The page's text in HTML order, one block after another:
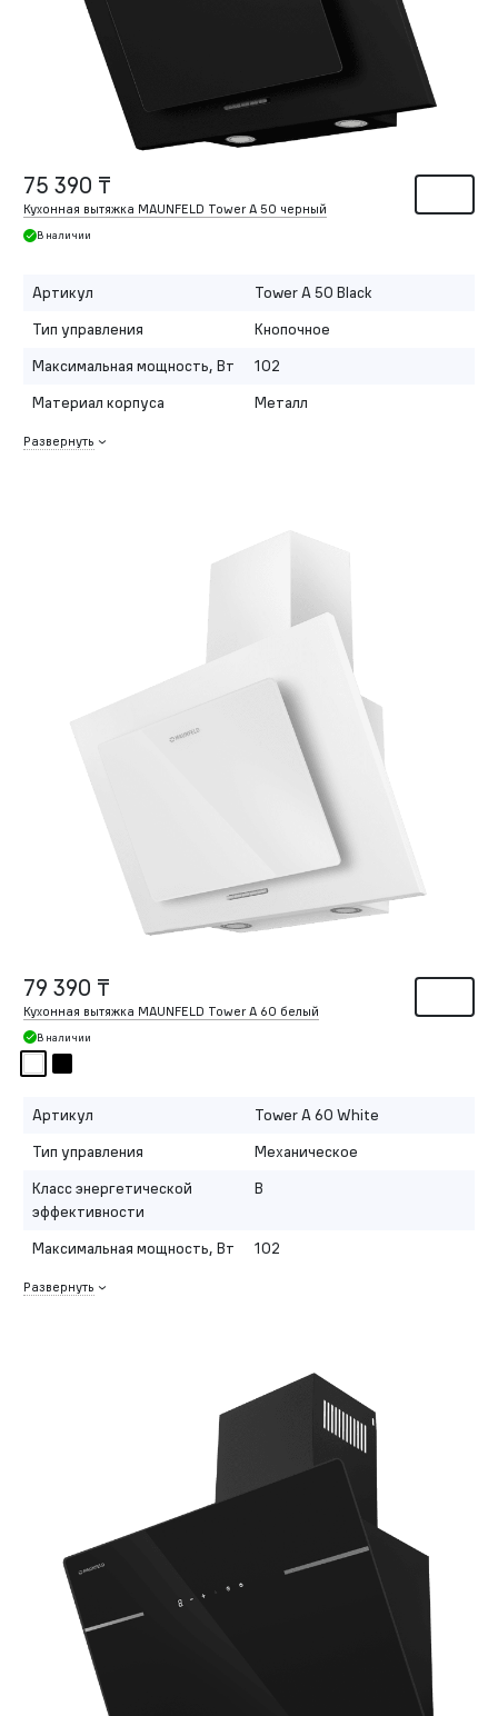
75 390 ₸
Кухонная вытяжка MAUNFELD Tower A 50 черный
В наличии
Артикул
Tower A 50 Black
Тип управления
Кнопочное
Максимальная мощность, Вт
102
Материал корпуса
Металл
Развернуть
79 390 ₸
Кухонная вытяжка MAUNFELD Tower A 60 белый
В наличии
Артикул
Tower A 60 White
Тип управления
Механическое
Класс энергетической
эффективности
B
Максимальная мощность, Вт 102
Развернуть